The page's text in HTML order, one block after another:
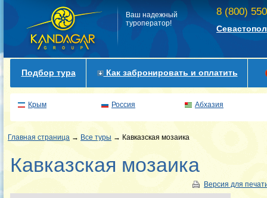
Ваш надежный
туроператор!
8 (800)
Подбор тура Как забронировать и оплатить
Крым Россия Абхазия
Главная страница → Все туры → Кавказская мозаика
Кавказская мозаика
Версия для